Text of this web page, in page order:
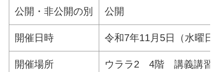
公開・非公開の別 公開
開催日時 令和7年11月5日（水曜日
開催場所 ウララ2 4階 講義講習